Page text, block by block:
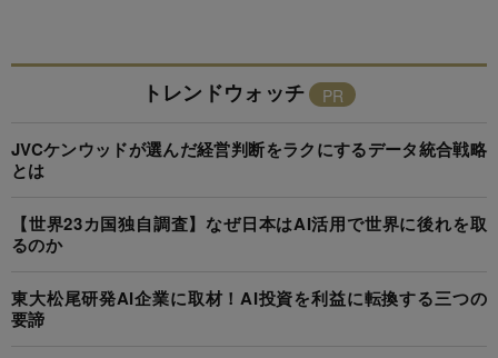
トレンドウォッチ
JVCケンウッドが選んだ経営判断をラクにするデータ統合戦略
とは
【世界23カ国独自調査】なぜ日本はAI活用で世界に後れを取
るのか
東大松尾研発AI企業に取材！AI投資を利益に転換する三つの
要諦